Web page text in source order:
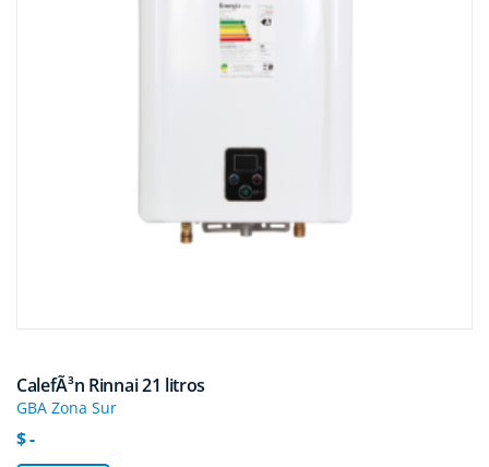
CalefÃ³n Rinnai 21 litros
GBA Zona Sur
$ -